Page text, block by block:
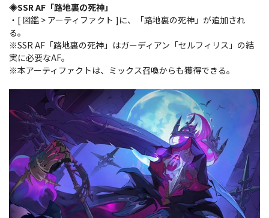
◈SSR AF「路地裏の死神」
・[ 図鑑 > アーティファクト ]に、「路地裏の死神」が追加され
る。
※SSR AF「路地裏の死神」はガーディアン「セルフィリス」の結
実に必要なAF。
※本アーティファクトは、ミックス召喚からも獲得できる。